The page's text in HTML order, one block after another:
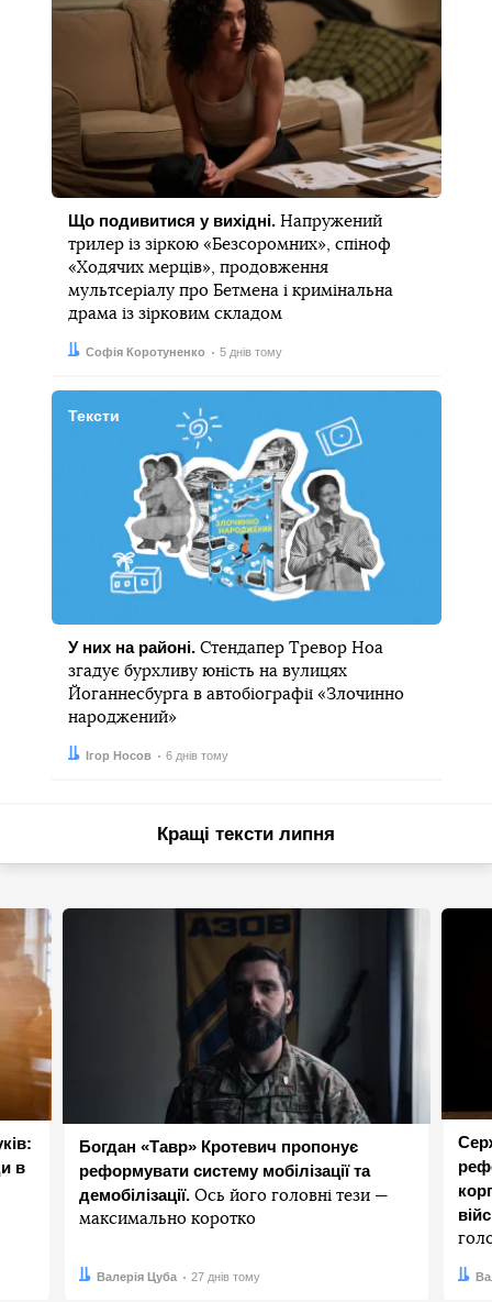
Що подивитися у вихідні. Напружений
трилер із зіркою «Безсоромних», спіноф
«Ходячих мерців», продовження
мультсеріалу про Бетмена і кримінальна
драма із зірковим складом
Автор:
Софія Коротуненко
Дата: 5 днів тому
Тексти
У них на районі.Стендапер Тревор Ноа
згадує бурхливу юність на вулицях
Йоганнесбурга в автобіографії «Злочинно
народжений»
Автор:
Ігор Носов
Дата: 6 днів тому
Кращі тексти липня
в
Богдан «Тавр» Кротевич пропонує
реформувати систему мобілізації та
демобілізації. Ось його головні тези —
максимально коротко
Автор:
Валерія Цуба
Дата: 27 днів тому Дата: